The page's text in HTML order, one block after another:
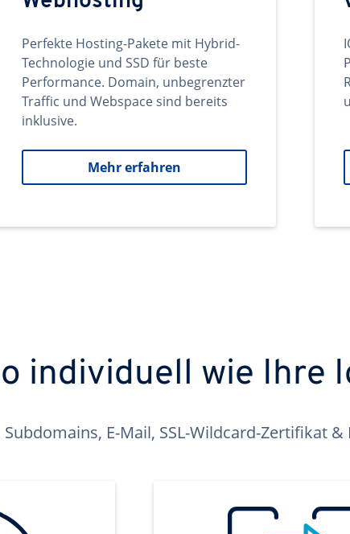
Perfekte Hosting-Pakete mit Hybrid-
Technologie und SSD für beste
Performance. Domain, unbegrenzter
Traffic und Webspace sind bereits
inklusive.
Mehr erfahren
individuell wie Ihre
E-Mail, SSL-Wildcard-Zertifikat